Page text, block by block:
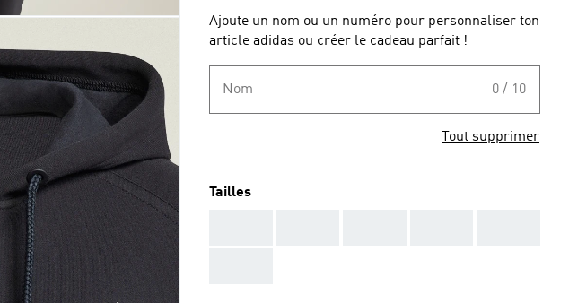
Ajoute un nom ou un numéro pour personnaliser ton
article adidas ou créer le cadeau parfait !
Nom 0 / 10
Tout supprimer
Tailles